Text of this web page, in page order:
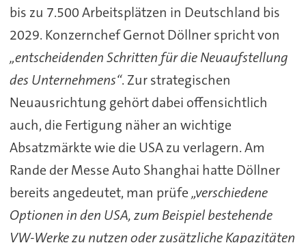
bis zu 7.500Arbeitsplätzen in Deutschland bis
2029. KonzernchefGernotDöllnersprichtvon
„entscheidendenSchritten fürdieNeuaufstellung
des Unternehmens“. Zurstrategischen
Neuausrichtung gehörtdabei offensichtlich
auch, die Fertigung näheran wichtige
Absatzmärktewie die USAzu verlagern.Am
Rande derMesseAuto Shanghai hatte Döllner
bereits angedeutet, man prüfe„verschiedene
Optionen inden USA,zum Beispielbestehende
VW-WerkezunutzenoderzusätzlicheKapazitäten